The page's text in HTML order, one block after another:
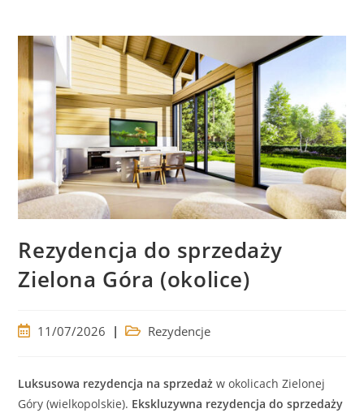
Rezydencja do sprzedaży
Zielona Góra (okolice)
Post11/07/2026
Post Rezydencje
Luksusowa rezydencja na sprzedaż w okolicach Zielonej
Góry (wielkopolskie). Ekskluzywna rezydencja do sprzedaży